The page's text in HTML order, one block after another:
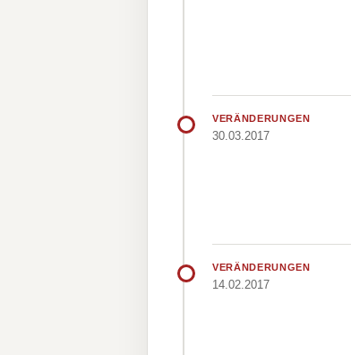
VERÄNDERUNGEN
30.03.2017
VERÄNDERUNGEN
14.02.2017